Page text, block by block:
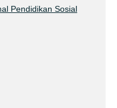
Pendidikan Sosial